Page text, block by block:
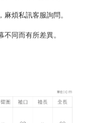
麻煩私訊客服詢問。
同而有所差異。